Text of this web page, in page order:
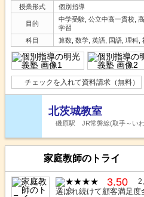
授業形式
個別指導
目的
中学受験, 公立中高一貫校,
学習
科目
算数, 数学, 英語, 国語, 理科,
チェックを入れて資料請求（無料）
北茨城教室
磯原駅 JR常磐線(取手～い
家庭教師のトライ
3.50
選ばれ続けて顧客満足度